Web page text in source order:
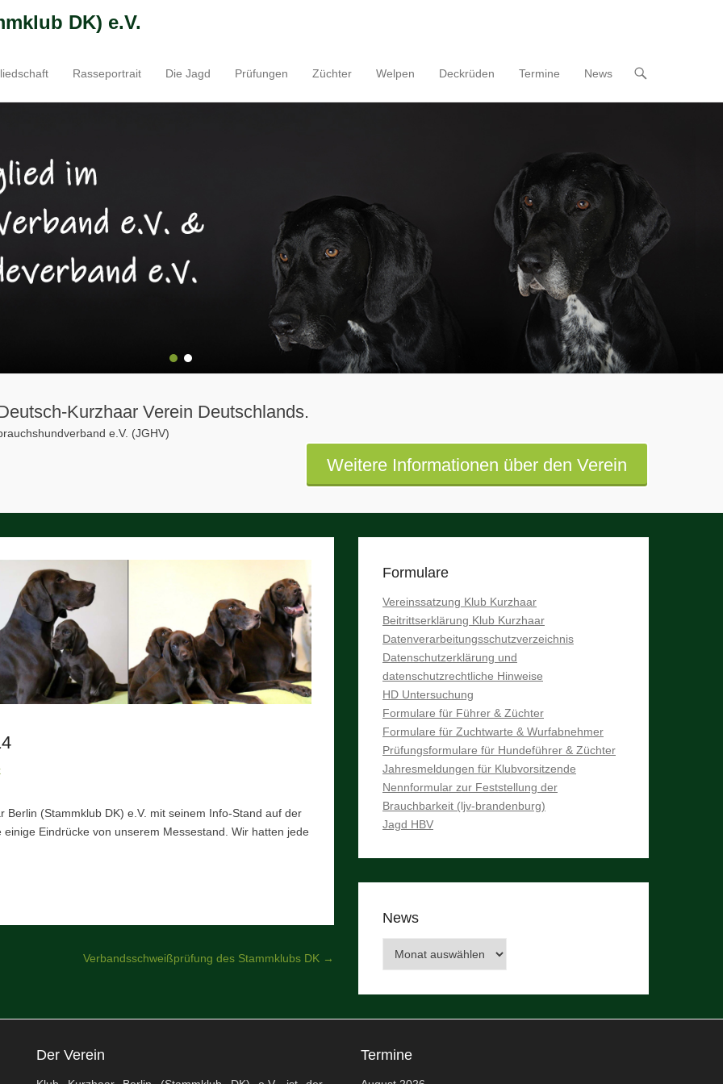
DK) e.V.
Rasseportrait Die Jagd Prüfungen Züchter Welpen Deckrüden Termine News
2
Kurzhaar Verein Deutschlands.
e.V. (JGHV)
Weitere Informationen über den Verein
(Stammklub DK) e.V. mit seinem Info-Stand auf der
Eindrücke von unserem Messestand. Wir hatten jede
Verbandsschweißprüfung des Stammklubs DK →
Formulare
Vereinssatzung Klub Kurzhaar
Beitrittserklärung Klub Kurzhaar
Datenverarbeitungsschutzverzeichnis
Datenschutzerklärung und
datenschutzrechtliche Hinweise
HD Untersuchung
Formulare für Führer & Züchter
Formulare für Zuchtwarte & Wurfabnehmer
Prüfungsformulare für Hundeführer & Züchter
Jahresmeldungen für Klubvorsitzende
Nennformular zur Feststellung der
Brauchbarkeit (ljv-brandenburg)
Jagd HBV
News
Der Verein Termine